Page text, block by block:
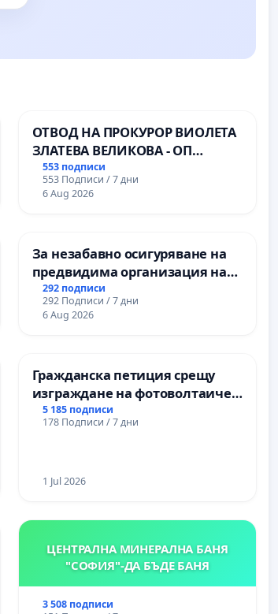
ОТВОД НА ПРОКУРОР ВИОЛЕТА
ЗЛАТЕВА ВЕЛИКОВА - ОП
ДОБРИЧ
553 подписи
553 Подписи / 7 дни
6 Aug 2026
За незабавно осигуряване на
предвидима организация на
учебния процес и гарантиране
на правото на равнопоставено
и качествено образование на
гимназия „
292 подписи
292 Подписи / 7 дни
6 Aug 2026
Гражданска петиция срещу
изграждане на фотоволтаичен
парк в с.Прибой, общ. Радомир
5 185 подписи
178 Подписи / 7 дни
1 Jul 2026
ЦЕНТРАЛНА МИНЕРАЛНА БАНЯ
"СОФИЯ"-ДА БЪДЕ БАНЯ
3 508 подписи